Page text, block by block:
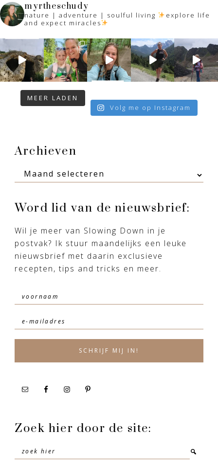
myrtheschudy
nature | adventure | soulful living
explore life
and expect miracles
MEER LADEN
Volg me op Instagram
Footer
Archieven
Archieven
Word lid van de nieuwsbrief:
Wil je meer van Slowing Down in je
postvak? Ik stuur maandelijks een leuke
nieuwsbrief met daarin exclusieve
recepten, tips and tricks en meer.
Zoek hier door de site:
Zoek